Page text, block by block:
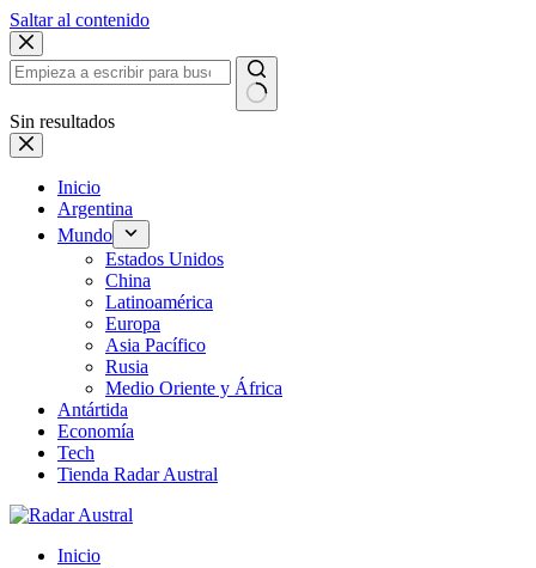
Saltar al contenido
Sin resultados
Inicio
Argentina
Mundo
Estados Unidos
China
Latinoamérica
Europa
Asia Pacífico
Rusia
Medio Oriente y África
Antártida
Economía
Tech
Tienda Radar Austral
Inicio